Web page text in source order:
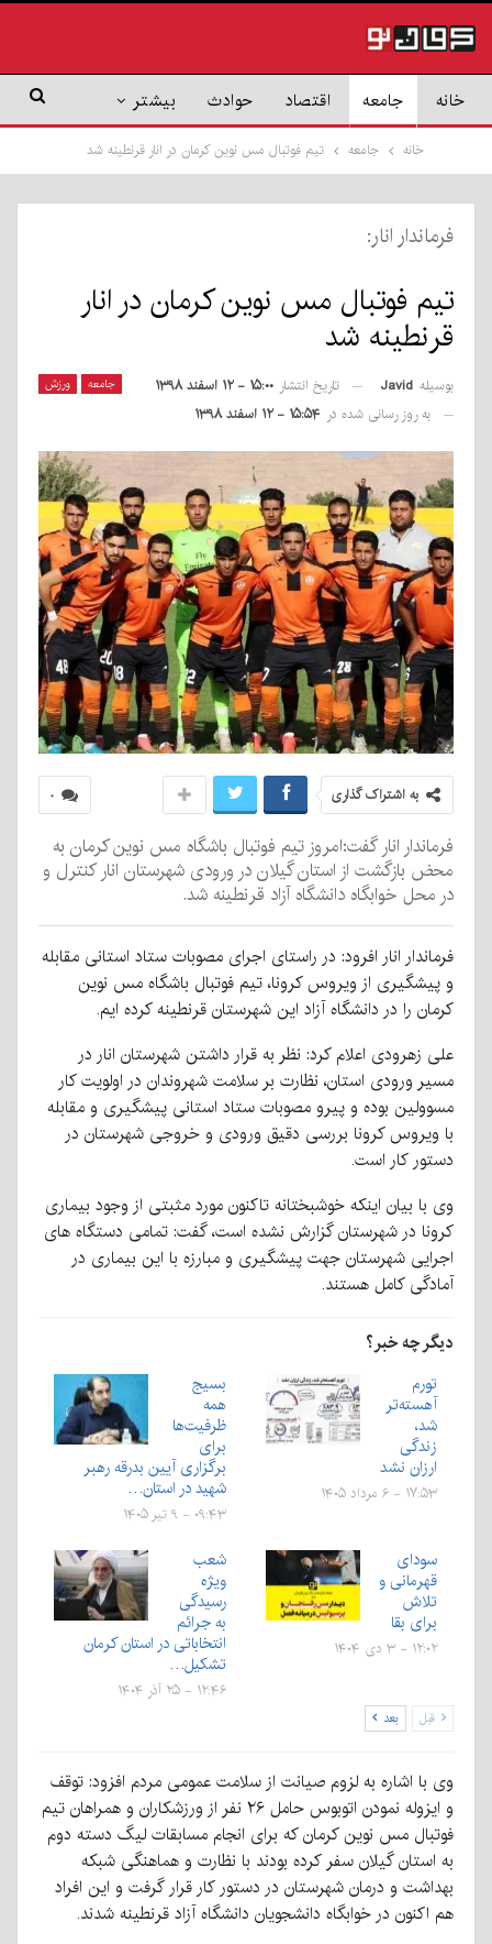
خانه جامعه اقتصاد حوادث بیشتر
خانه جامعه تیم فوتبال مس نوین کرمان در انار قرنطینه شد
فرماندار انار:
تیم فوتبال مس نوین کرمان در انار
قرنطینه شد
جامعه ورزش بوسیله Javid تاریخ انتشار ۱۵:۰۰ - ۱۲ اسفند ۱۳۹۸
به روز رسانی شده در ۱۵:۵۴ - ۱۲ اسفند ۱۳۹۸
۰ به اشتراک گذاری
فرماندار انار گفت:امروز تیم فوتبال باشگاه مس نوین کرمان به
محض بازگشت از استان گیلان در ورودی شهرستان انار کنترل و
در محل خوابگاه دانشگاه آزاد قرنطینه شد.
فرماندار انار افرود: در راستای اجرای مصوبات ستاد استانی مقابله
و پیشگیری از ویروس کرونا، تیم فوتبال باشگاه مس نوین
کرمان را در دانشگاه آزاد این شهرستان قرنطینه کرده ایم.
علی زهرودی اعلام کرد: نظر به قرار داشتن شهرستان انار در
مسیر ورودی استان، نظارت بر سلامت شهروندان در اولویت کار
مسوولین بوده و پیرو مصوبات ستاد استانی پیشگیری و مقابله
با ویروس کرونا بررسی دقیق ورودی و خروجی شهرستان در
دستور کار است.
وی با بیان اینکه خوشبختانه تاکنون مورد مثبتی از وجود بیماری
کرونا در شهرستان گزارش نشده است، گفت: تمامی دستگاه های
اجرایی شهرستان جهت پیشگیری و مبارزه با این بیماری در
آمادگی کامل هستند.
دیگر چه خبر؟
تورم
آهسته‌تر
شد،
زندگی
ارزان نشد
۱۷:۵۳ - ۶ مرداد ۱۴۰۵
بسیج
همه
ظرفیت‌ها
برای
برگزاری آیین بدرقه رهبر
شهید در استان…
۰۹:۴۳ - ۹ تیر ۱۴۰۵
سودای
قهرمانی و
تلاش
برای بقا
۱۲:۰۲ - ۳ دی ۱۴۰۴
شعب
ویژه
رسیدگی
به جرائم
انتخاباتی در استان کرمان
تشکیل…
۱۲:۴۶ - ۲۵ آذر ۱۴۰۴
قبل بعد
وی با اشاره به لزوم صیانت از سلامت عمومی مردم افزود: توقف
و ایزوله نمودن اتوبوس حامل ۲۶ نفر از ورزشکاران و همراهان تیم
فوتبال مس نوین کرمان که برای انجام مسابقات لیگ دسته دوم
به استان گیلان سفر کرده بودند با نظارت و هماهنگی شبکه
بهداشت و درمان شهرستان در دستور کار قرار گرفت و این افراد
هم اکنون در خوابگاه دانشجویان دانشگاه آزاد قرنطینه شدند.